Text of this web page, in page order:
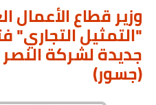
وزير قطاع الأعمال
"التمثيل التجاري"
جديدة لشركة النصر
(جسور)